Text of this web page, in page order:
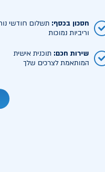
חסכון בכסף: תשלום חודשי
וריביות נמוכות
שירות חכם: תוכנית אישית
המותאמת לצרכים שלך